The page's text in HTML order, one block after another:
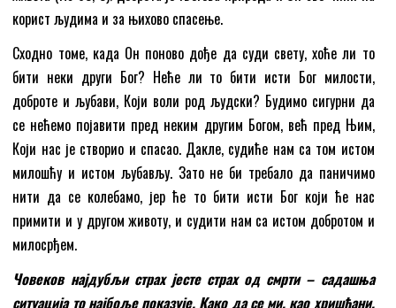
корист људима и за њихово спасење.
Сходно томе, када Он поново дође да суди свету, хоће ли то
бити неки други Бог? Неће ли то бити исти Бог милости,
доброте и љубави, Који воли род људски? Будимо сигурни да
се нећемо појавити пред неким другим Богом, већ пред Њим,
Који нас је створио и спасао. Дакле, судиће нам са том истом
милошћу и истом љубављу. Зато не би требало да паничимо
нити да се колебамо, јер ће то бити исти Бог који ће нас
примити и у другом животу, и судити нам са истом добротом и
милосрђем.
Човеков најдубљи страх јесте страх од смрти – садашња
ситуација то најбоље показује. Како да се ми, као хришћани,